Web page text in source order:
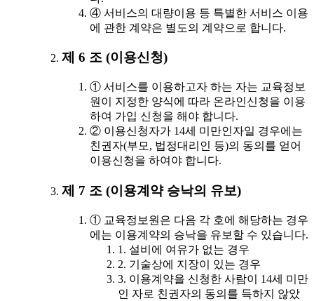
④ 서비스의 대량이용 등 특별한 서비스 이용
에 관한 계약은 별도의 계약으로 합니다.
제 6 조 (이용신청)
① 서비스를 이용하고자 하는 자는 교육정보
원이 지정한 양식에 따라 온라인신청을 이용
하여 가입 신청을 해야 합니다.
② 이용신청자가 14세 미만인자일 경우에는
친권자(부모, 법정대리인 등)의 동의를 얻어
이용신청을 하여야 합니다.
제 7 조 (이용계약 승낙의 유보)
① 교육정보원은 다음 각 호에 해당하는 경우
에는 이용계약의 승낙을 유보할 수 있습니다.
1. 설비에 여유가 없는 경우
2. 기술상에 지장이 있는 경우
3. 이용계약을 신청한 사람이 14세 미만
인 자로 친권자의 동의를 득하지 않았